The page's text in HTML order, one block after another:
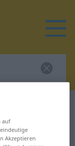
für
auf
Akzeptieren